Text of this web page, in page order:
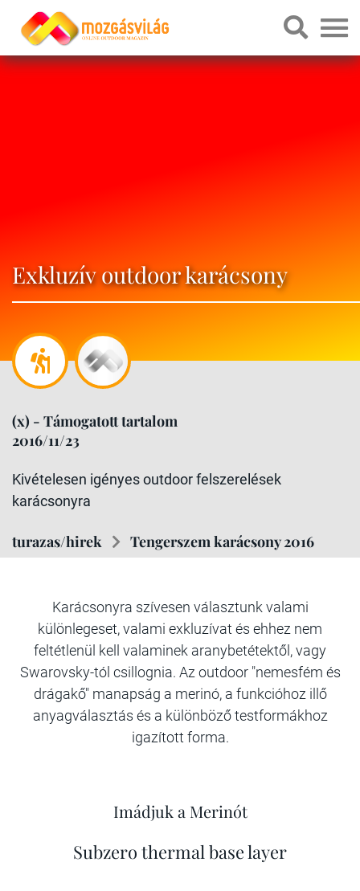
Exkluzív outdoor karácsony
(x) - Támogatott tartalom
2016/11/23
Kivételesen igényes outdoor felszerelések
karácsonyra
turazas/hirek Tengerszem karácsony 2016
Karácsonyra szívesen választunk valami
különlegeset, valami exkluzívat és ehhez nem
feltétlenül kell valaminek aranybetétektől, vagy
Swarovsky-tól csillognia. Az outdoor "nemesfém és
drágakő" manapság a merinó, a funkcióhoz illő
anyagválasztás és a különböző testformákhoz
igazított forma.
Imádjuk a Merinót
Subzero thermal base layer